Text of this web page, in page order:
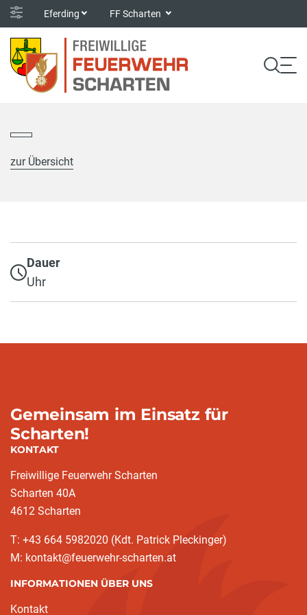
Eferding FF Scharten
zur Übersicht
Dauer
Uhr
Gemeinsam im Einsatz für
Scharten!
KONTAKT
Freiwillige Feuerwehr Scharten
Scharten 40A
4612 Scharten
T: +43 664 5982020 (Kdt. Patrick Pleckinger)
M: kontakt@feuerwehr-scharten.at
INFORMATIONEN ÜBER UNS
Kontakt